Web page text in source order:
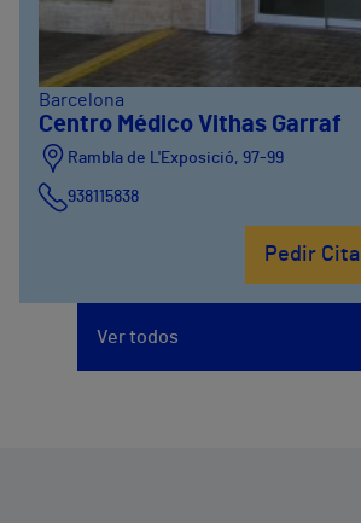
Barcelona
Centro Médico Vithas Garraf
Rambla de L'Exposició, 97-99
938115838
Pedir Cita
Ver todos